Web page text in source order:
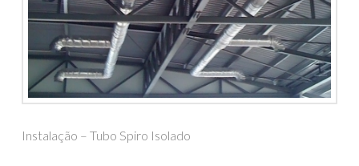
Instalação – Tubo Spiro Isolado